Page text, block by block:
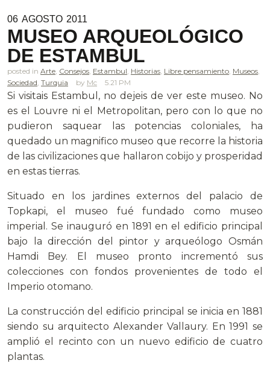
06 AGOSTO 2011
MUSEO ARQUEOLÓGICO
DE ESTAMBUL
posted in Arte Consejos Estambul Historias Libre pensamiento Museos
Sociedad Turquia Mc 5.21 PM
Si visitais Estambul, no dejeis de ver este museo. No
es el Louvre ni el Metropolitan, pero con lo que no
pudieron saquear las potencias coloniales, ha
quedado un magnifico museo que recorre la historia
de las civilizaciones que hallaron cobijo y prosperidad
en estas tierras.
Situado en los jardines externos del palacio de
Topkapi, el museo fué fundado como museo
imperial. Se inauguró en 1891 en el edificio principal
bajo la dirección del pintor y arqueólogo Osmán
Hamdi Bey. El museo pronto incrementó sus
colecciones con fondos provenientes de todo el
Imperio otomano.
La construcción del edificio principal se inicia en 1881
siendo su arquitecto Alexander Vallaury. En 1991 se
amplió el recinto con un nuevo edificio de cuatro
plantas.